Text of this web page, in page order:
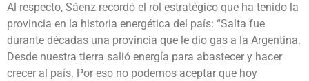
Al respecto, Sáenz recordó el rol estratégico que ha tenido la
provincia en la historia energética del país: “Salta fue
durante décadas una provincia que le dio gas a la Argentina.
Desde nuestra tierra salió energía para abastecer y hacer
crecer al país. Por eso no podemos aceptar que hoy